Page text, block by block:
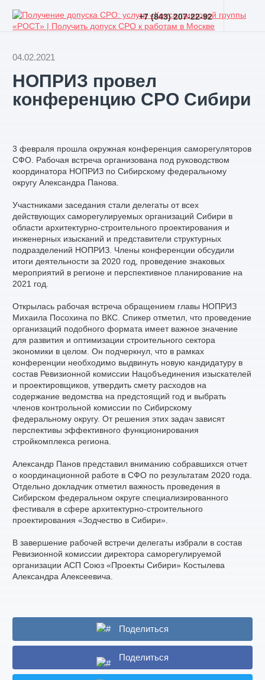
+7 (843) 207-22-92
04.02.2021
НОПРИЗ провел
конференцию СРО Сибири
3 февраля прошла окружная конференция саморегуляторов
СФО. Рабочая встреча организована под руководством
координатора НОПРИЗ по Сибирскому федеральному
округу Александра Панова.
Участниками заседания стали делегаты от всех
действующих саморегулируемых организаций Сибири в
области архитектурно-строительного проектирования и
инженерных изысканий и представители структурных
подразделений НОПРИЗ. Члены конференции обсудили
итоги деятельности за 2020 год, проведение знаковых
мероприятий в регионе и перспективное планирование на
2021 год.
Открылась рабочая встреча обращением главы НОПРИЗ
Михаила Посохина по ВКС. Спикер отметил, что проведение
организаций подобного формата имеет важное значение
для развития и оптимизации строительного сектора
экономики в целом. Он подчеркнул, что в рамках
конференции необходимо выдвинуть новую кандидатуру в
состав Ревизионной комиссии Нацобъединения изыскателей
и проектировщиков, утвердить смету расходов на
содержание ведомства на предстоящий год и выбрать
членов контрольной комиссии по Сибирскому
федеральному округу. От решения этих задач зависят
перспективы эффективного функционирования
стройкомплекса региона.
Александр Панов представил вниманию собравшихся отчет
о координационной работе в СФО по результатам 2020 года.
Отдельно докладчик отметил важность проведения в
Сибирском федеральном округе специализированного
фестиваля в сфере архитектурно-строительного
проектирования «Зодчество в Сибири».
В завершение рабочей встречи делегаты избрали в состав
Ревизионной комиссии директора саморегулируемой
организации АСП Союз «Проекты Сибири» Костылева
Александра Алексеевича.
Поделиться
Поделиться